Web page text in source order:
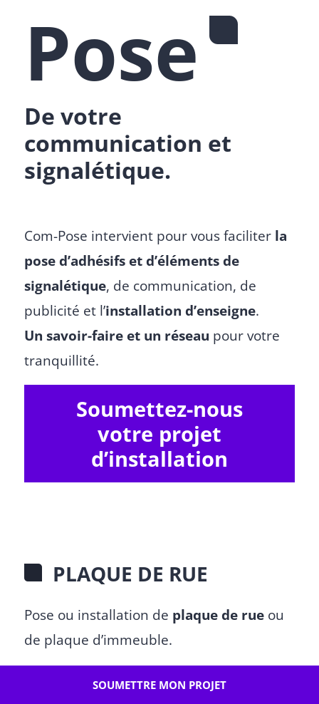
SOUMETTRE MON PROJET
Pose
De votre
communication et
signalétique.
Com-Pose intervient pour vous faciliter la
pose d’adhésifs et d’éléments de
signalétique, de communication, de
publicité et l’installation d’enseigne.
Un savoir-faire et un réseau pour votre
tranquillité.
Soumettez-nous
votre projet
d’installation
PLAQUE DE RUE
Pose ou installation de plaque de rue ou
de plaque d’immeuble.